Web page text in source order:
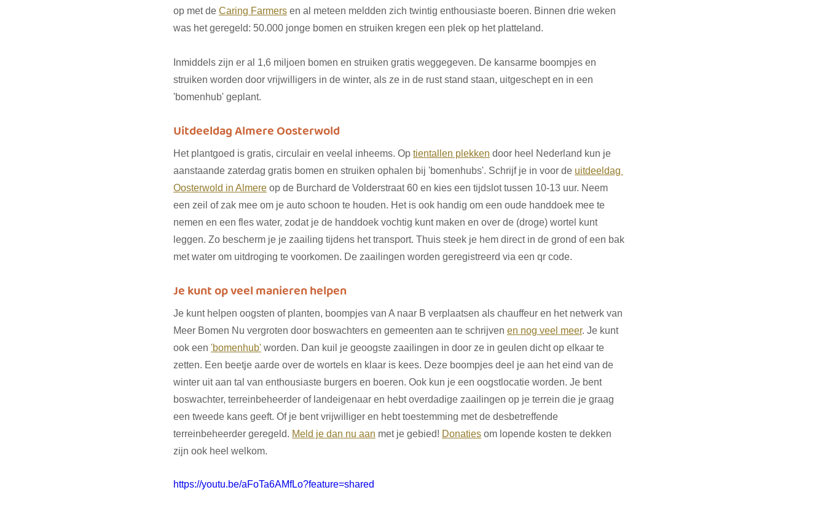
op met de Caring Farmers en al meteen meldden zich twintig enthousiaste boeren. Binnen drie weken
was het geregeld: 50.000 jonge bomen en struiken kregen een plek op het platteland.
Inmiddels zijn er al 1,6 miljoen bomen en struiken gratis weggegeven. De kansarme boompjes en
struiken worden door vrijwilligers in de winter, als ze in de rust stand staan, uitgeschept en in een
'bomenhub' geplant.
Uitdeeldag Almere Oosterwold
Het plantgoed is gratis, circulair en veelal inheems. Op tientallen plekken door heel Nederland kun je
aanstaande zaterdag gratis bomen en struiken ophalen bij 'bomenhubs'. Schrijf je in voor de uitdeeldag
Oosterwold in Almere op de Burchard de Volderstraat 60 en kies een tijdslot tussen 10-13 uur. Neem
een zeil of zak mee om je auto schoon te houden. Het is ook handig om een oude handdoek mee te
nemen en een fles water, zodat je de handdoek vochtig kunt maken en over de (droge) wortel kunt
leggen. Zo bescherm je je zaailing tijdens het transport. Thuis steek je hem direct in de grond of een bak
met water om uitdroging te voorkomen. De zaailingen worden geregistreerd via een qr code.
Je kunt op veel manieren helpen
Je kunt helpen oogsten of planten, boompjes van A naar B verplaatsen als chauffeur en het netwerk van
Meer Bomen Nu vergroten door boswachters en gemeenten aan te schrijven en nog veel meer. Je kunt
ook een 'bomenhub' worden. Dan kuil je geoogste zaailingen in door ze in geulen dicht op elkaar te
zetten. Een beetje aarde over de wortels en klaar is kees. Deze boompjes deel je aan het eind van de
winter uit aan tal van enthousiaste burgers en boeren. Ook kun je een oogstlocatie worden. Je bent
boswachter, terreinbeheerder of landeigenaar en hebt overdadige zaailingen op je terrein die je graag
een tweede kans geeft. Of je bent vrijwilliger en hebt toestemming met de desbetreffende
terreinbeheerder geregeld. Meld je dan nu aan met je gebied! Donaties om lopende kosten te dekken
zijn ook heel welkom.
https://youtu.be/aFoTa6AMfLo?feature=shared